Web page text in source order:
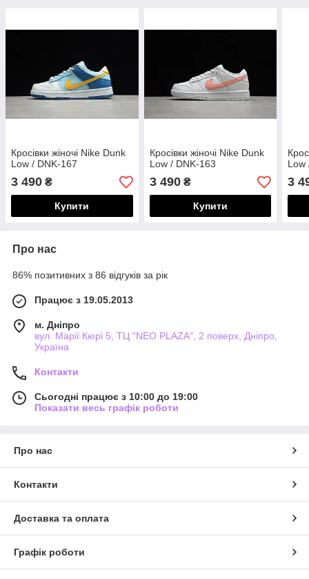
Кросівки жіночі Nike Dunk
Low / DNK-167
3 490 ₴
Купити
Кросівки жіночі Nike Dunk
Low / DNK-163
3 490₴
Купити
Low
3
Про нас
86% позитивних з 86 відгуків за рік
Працює з 19.05.2013
м. Дніпро
вул. Марії Кюрі 5, ТЦ "NEO PLAZA", 2 поверх, Дніпро,
Україна
Контакти
Сьогодні працює з 10:00 до 19:00
Показати весь графік роботи
Про нас
Контакти
Доставка та оплата
Графік роботи